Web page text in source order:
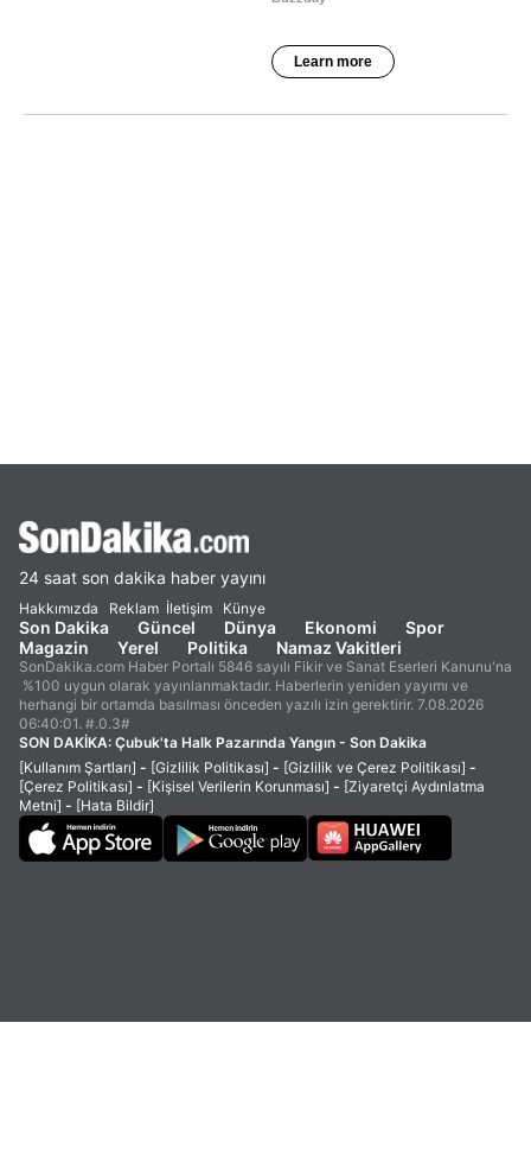
24 saat son dakika haber yayını
Hakkımızda Reklam İletişim Künye
Son Dakika Güncel Dünya Ekonomi
Spor
Magazin
Yerel Politika Namaz Vakitleri
SonDakika.com Haber Portalı 5846 sayılı Fikir ve Sanat Eserleri Kanunu'na
%100 uygun olarak yayınlanmaktadır. Haberlerin yeniden yayımı ve
herhangi bir ortamda basılması önceden yazılı izin gerektirir. 7.08.2026
06:40:01. #.0.3#
SON DAKİKA: Çubuk'ta Halk Pazarında Yangın - Son Dakika
[Kullanım Şartları] - [Gizlilik Politikası] - [Gizlilik ve Çerez Politikası] -
[Çerez Politikası] - [Kişisel Verilerin Korunması] - [Ziyaretçi Aydınlatma
Metni] - [Hata Bildir]